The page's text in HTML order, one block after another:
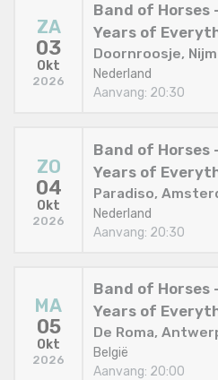
ZA
03
Okt
2026
Band of Horses
Years of
Doornroosje,
Nederland
Aanvang: 20:30
ZO
04
Okt
2026
Band of Horses
Years of
Paradiso,
Nederland
Aanvang: 20:30
MA
05
Okt
2026
Band of Horses
Years of
De Roma,
België
Aanvang: 20:00